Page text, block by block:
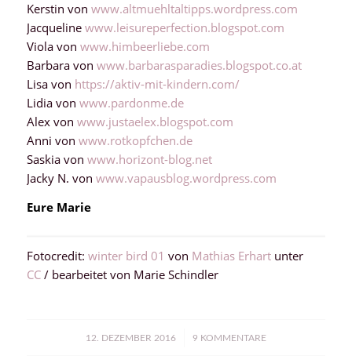
Kerstin von www.altmuehltaltipps.wordpress.com
Jacqueline www.leisureperfection.blogspot.com
Viola von www.himbeerliebe.com
Barbara von www.barbarasparadies.blogspot.co.at
Lisa von https://aktiv-mit-kindern.com/
Lidia von www.pardonme.de
Alex von www.justaelex.blogspot.com
Anni von www.rotkopfchen.de
Saskia von www.horizont-blog.net
Jacky N. von www.vapausblog.wordpress.com
Eure Marie
Fotocredit: winter bird 01 von Mathias Erhartunter
CC/ bearbeitet von Marie Schindler
12. DEZEMBER 2016
/ 9 KOMMENTARE